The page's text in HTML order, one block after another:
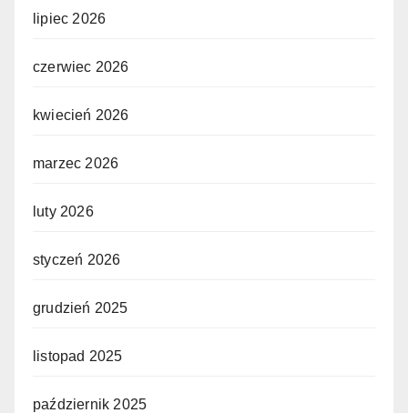
lipiec 2026
czerwiec 2026
kwiecień 2026
marzec 2026
luty 2026
styczeń 2026
grudzień 2025
listopad 2025
październik 2025